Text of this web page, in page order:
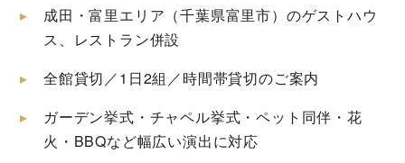
成田・富里エリア（千葉県富里市）のゲストハウ
ス、レストラン併設
全館貸切／1日2組／時間帯貸切のご案内
ガーデン挙式・チャペル挙式・ペット同伴・花
火・BBQなど幅広い演出に対応